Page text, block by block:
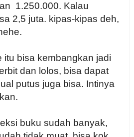
1.250.000. Kalau
2,5 juta. kipas-kipas deh,
itu bisa kembangkan jadi
dan lolos, bisa dapat
putus juga bisa. Intinya
buku sudah banyak,